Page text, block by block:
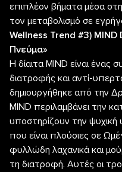
επιπλέον βήματα μέσα
τον μεταβολισμό σε
Wellness Trend #3) MIND
Πνεύμα»
Η δίαιτα MIND είναι ένας
διατροφής και αντί-
δημιουργήθηκε από την
MIND περιλαμβάνει την
υποστηρίζουν την ψυχική
που είναι πλούσιες σε
φυλλώδη λαχανικά και
τη διατροφή. Αυτές οι